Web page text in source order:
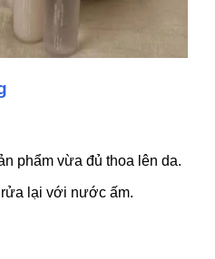
phẩm vừa đủ thoa lên da.
lại với nước ấm.